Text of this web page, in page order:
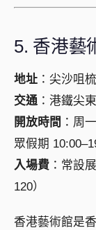
5. 香港藝
地址 ：尖沙咀
交通 ：港鐵尖
開放時間 ：周
眾假期
入場費 ：常設
120）
香港藝術館是